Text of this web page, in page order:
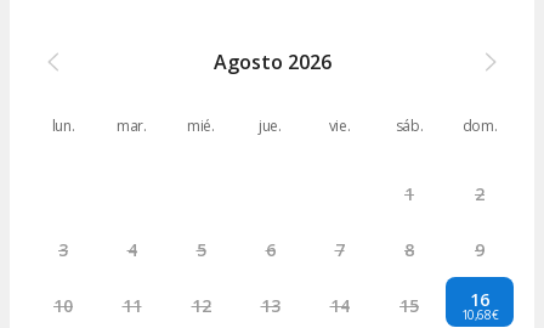
Agosto 2026
lun. mar. mié. jue. vie. sáb. dom.
1 2
3 4 5 6 7 8 9
10 11 12 13 14 15 16
10,68€